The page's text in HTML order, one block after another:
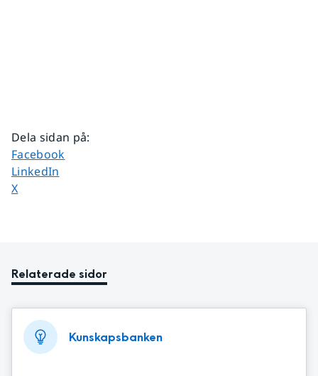
Dela sidan på:
Dela sidan på
Facebook
Dela sidan på
LinkedIn
Dela sidan på
X
Relaterade sidor
Kunskapsbanken